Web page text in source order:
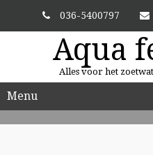
036-5400797
Aqua
Alles voor het
Menu
ALTIJD